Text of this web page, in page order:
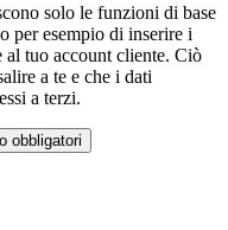
solo le funzioni di base
per esempio di inserire i
al tuo account cliente. Ciò
a te e che i dati
a terzi.
obbligatori